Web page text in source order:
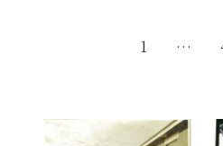
1 …